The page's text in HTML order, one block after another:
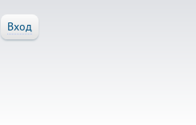
Вход